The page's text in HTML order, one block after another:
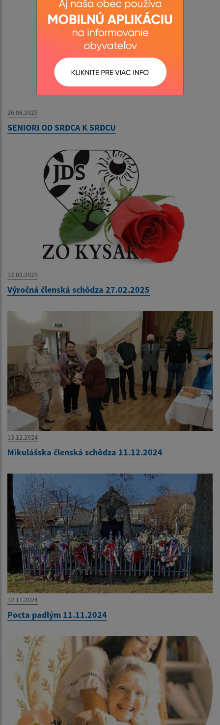
26.08.2025
SENIORI OD SRDCA K SRDCU
12.03.2025
Výročná členská schôdza 27.02.2025
13.12.2024
Mikulášska členská schôdza 11.12.2024
12.11.2024
Pocta padlým 11.11.2024